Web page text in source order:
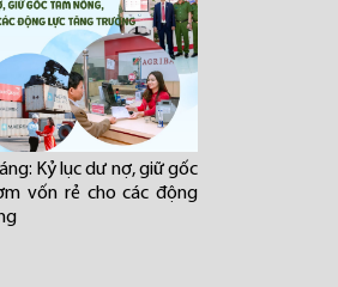
Kỷ lục dư nợ, giữ gốc
vốn rẻ cho các động